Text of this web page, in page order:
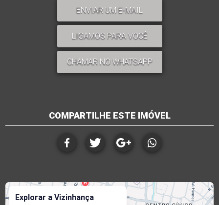
ENVIAR UM E-MAIL
LIGAMOS PARA VOCÊ
CHAMAR NO WHATSAPP
COMPARTILHE ESTE IMÓVEL